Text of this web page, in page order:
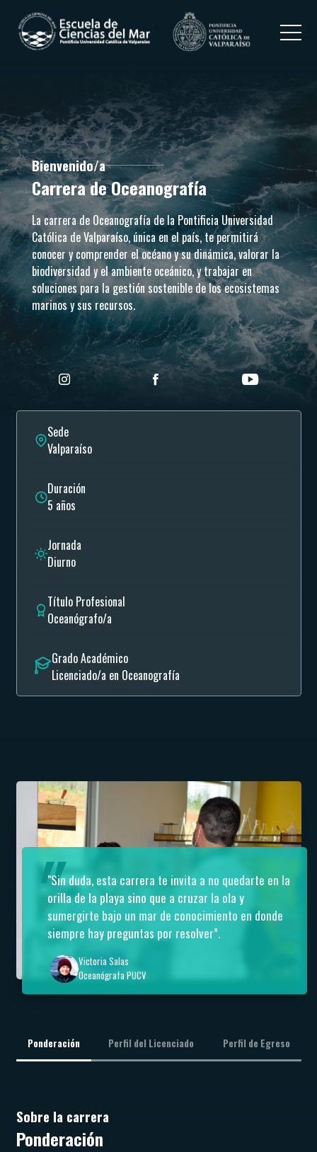
Bienvenido/a
Carrera de Oceanografía
La carrera de Oceanografía de la Pontificia Universidad
Católica de Valparaíso, única en el país, te permitirá
conocer y comprender el océano y su dinámica, valorar la
biodiversidad y el ambiente oceánico, y trabajar en
soluciones para la gestión sostenible de los ecosistemas
marinos y sus recursos.
Sede
Valparaíso
Duración
5 años
Jornada
Diurno
Título Profesional
Oceanógrafo/a
Grado Académico
Licenciado/a en Oceanografía
"Sin duda, esta carrera te invita a no quedarte en la
orilla de la playa sino que a cruzar la ola y
sumergirte bajo un mar de conocimiento en donde
siempre hay preguntas por resolver”.
Victoria Salas
Oceanógrafa PUCV
Ponderación Perfil del Licenciado Perfil de Egreso
Sobre la carrera
Ponderación